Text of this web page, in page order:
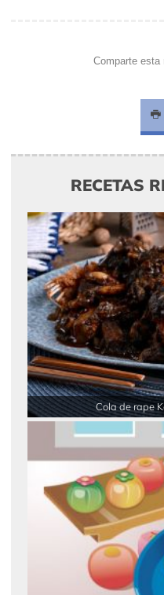
Comparte esta
RECETAS
Cola de rape